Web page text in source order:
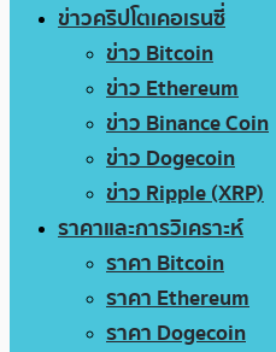
ข่าวคริปโตเคอเรนซี่
ข่าว Bitcoin
ข่าว Ethereum
ข่าว Binance Coin
ข่าว Dogecoin
ข่าว Ripple (XRP)
ราคาและการวิเคราะห์
ราคา Bitcoin
ราคา Ethereum
ราคา Dogecoin